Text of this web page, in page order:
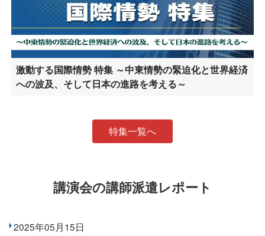
激動する国際情勢 特集 ～中東情勢の緊迫化と世界経済
への波及、そして日本の進路を考える～
特集一覧へ
講演会の講師派遣レポート
2025年05月15日